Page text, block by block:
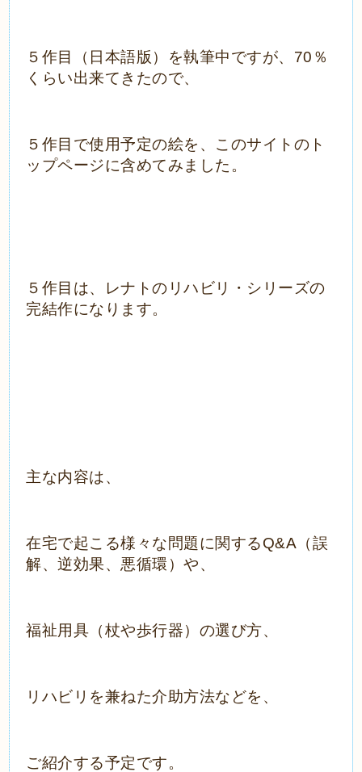
５作目（日本語版）を執筆中ですが、70％
くらい出来てきたので、
５作目で使用予定の絵を、このサイトのト
ップページに含めてみました。
５作目は、レナトのリハビリ・シリーズの
完結作になります。
主な内容は、
在宅で起こる様々な問題に関するQ&A（誤
解、逆効果、悪循環）や、
福祉用具（杖や歩行器）の選び方、
リハビリを兼ねた介助方法などを、
ご紹介する予定です。